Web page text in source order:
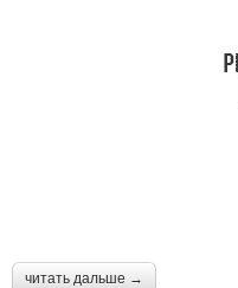
читать дальше →